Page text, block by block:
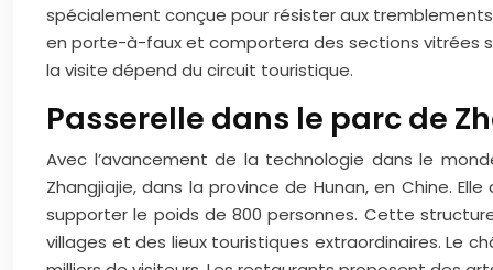
spécialement conçue pour résister aux
en porte-à-faux et comportera des sections vitrées
la visite dépend du circuit touristique.
Passerelle dans le parc de
Avec l’avancement de la technologie dans le
Zhangjiajie, dans la province de Hunan, en Chine.
supporter le poids de 800 personnes. Cette
villages et des lieux touristiques extraordinaires. Le